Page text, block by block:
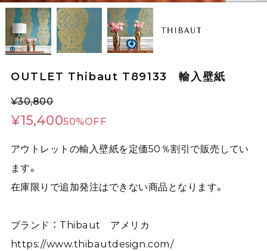
OUTLET Thibaut T89133 輸入壁紙
¥30,800
¥15,40050%OFF
アウトレットの輸入壁紙を定価50％割引で販売してい
ます。
在庫限りで追加発注はできない商品となります。
ブランド ： Thibaut アメリカ
https://www.thibautdesign.com/